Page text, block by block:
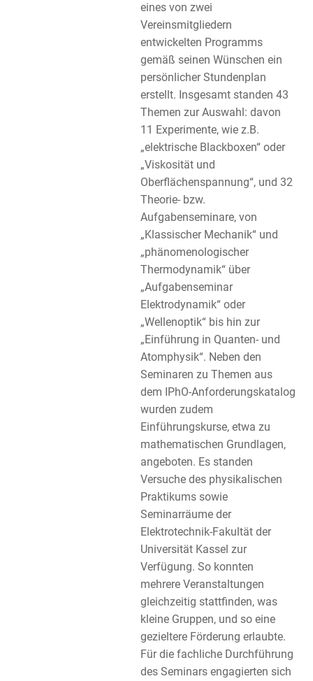
eines von zwei
Vereinsmitgliedern
entwickelten Programms
gemäß seinen Wünschen ein
persönlicher Stundenplan
erstellt. Insgesamt standen 43
Themen zur Auswahl: davon
11 Experimente, wie z.B.
„elektrische Blackboxen“ oder
„Viskosität und
Oberflächenspannung“, und 32
Theorie- bzw.
Aufgabenseminare, von
„Klassischer Mechanik“ und
„phänomenologischer
Thermodynamik“ über
„Aufgabenseminar
Elektrodynamik“ oder
„Wellenoptik“ bis hin zur
„Einführung in Quanten- und
Atomphysik“. Neben den
Seminaren zu Themen aus
dem IPhO-Anforderungskatalog
wurden zudem
Einführungskurse, etwa zu
mathematischen Grundlagen,
angeboten. Es standen
Versuche des physikalischen
Praktikums sowie
Seminarräume der
Elektrotechnik-Fakultät der
Universität Kassel zur
Verfügung. So konnten
mehrere Veranstaltungen
gleichzeitig stattfinden, was
kleine Gruppen, und so eine
gezieltere Förderung erlaubte.
Für die fachliche Durchführung
des Seminars engagierten sich